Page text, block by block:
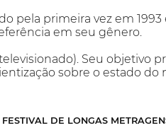
pela primeira vez em
em seu gênero.
Seu objetivo
sobre o estado
FESTIVAL DE LONGAS